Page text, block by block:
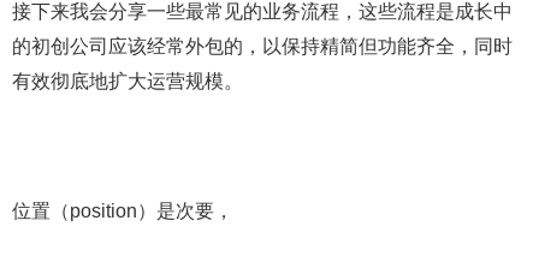
接下来我会分享一些最常见的业务流程，这些流程是成长中
的初创公司应该经常外包的，以保持精简但功能齐全，同时
有效彻底地扩大运营规模。
位置（position）是次要，